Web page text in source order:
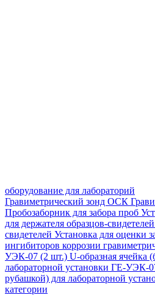
оборудование для лабораторий
Гравиметрический зонд ОСК
Пробозаборник для забора проб
для держателя образцов-свидетелей
свидетелей Установка для оценки
ингибиторов коррозии
УЭК-07 (2 шт.) U-образная ячейка
лабораторной установки ГЕ-УЭК-
рубашкой) для лабораторной
категории